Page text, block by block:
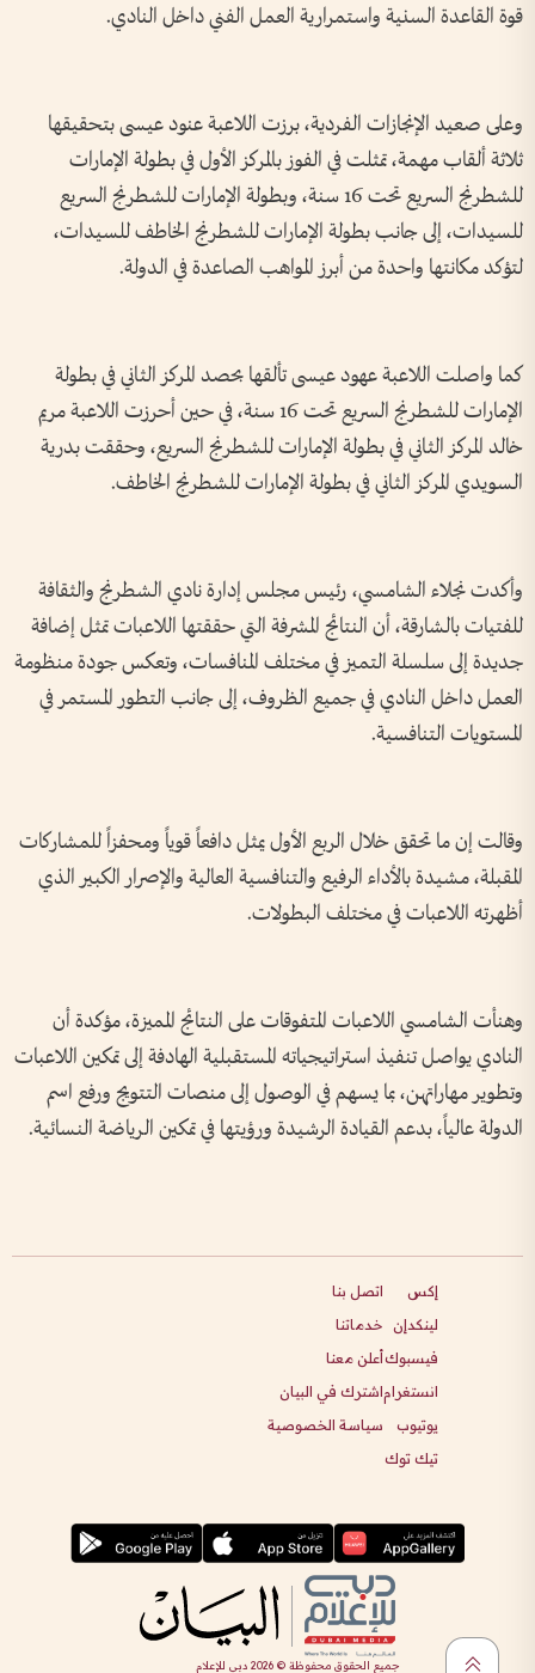
قوة القاعدة السنية واستمرارية العمل الفني داخل النادي.
وعلى صعيد الإنجازات الفردية، برزت اللاعبة عنود عيسى بتحقيقها
ثلاثة ألقاب مهمة، تمثلت في الفوز بالمركز الأول في بطولة الإمارات
للشطرنج السريع تحت 16 سنة، وبطولة الإمارات للشطرنج السريع
للسيدات، إلى جانب بطولة الإمارات للشطرنج الخاطف للسيدات،
لتؤكد مكانتها واحدة من أبرز المواهب الصاعدة في الدولة.
كما واصلت اللاعبة عهود عيسى تألقها بحصد المركز الثاني في بطولة
الإمارات للشطرنج السريع تحت 16 سنة، في حين أحرزت اللاعبة مريم
خالد المركز الثاني في بطولة الإمارات للشطرنج السريع، وحققت بدرية
السويدي المركز الثاني في بطولة الإمارات للشطرنج الخاطف.
وأكدت نجلاء الشامسي، رئيس مجلس إدارة نادي الشطرنج والثقافة
للفتيات بالشارقة، أن النتائج المشرفة التي حققتها اللاعبات تمثل إضافة
جديدة إلى سلسلة التميز في مختلف المنافسات، وتعكس جودة منظومة
العمل داخل النادي في جميع الظروف، إلى جانب التطور المستمر في
المستويات التنافسية.
وقالت إن ما تحقق خلال الربع الأول يمثل دافعاً قوياً ومحفزاً للمشاركات
المقبلة، مشيدة بالأداء الرفيع والتنافسية العالية والإصرار الكبير الذي
أظهرته اللاعبات في مختلف البطولات.
وهنأت الشامسي اللاعبات المتفوقات على النتائج المميزة، مؤكدة أن
النادي يواصل تنفيذ استراتيجياته المستقبلية الهادفة إلى تمكين اللاعبات
وتطوير مهاراتهن، بما يسهم في الوصول إلى منصات التتويج ورفع اسم
الدولة عالياً، بدعم القيادة الرشيدة ورؤيتها في تمكين الرياضة النسائية.
إكس
لينكدإن
فيسبوك
انستغرام
يوتيوب
تيك توك
اتصل بنا
خدماتنا
أعلن معنا
اشترك في البيان
سياسة الخصوصية
جميع الحقوق محفوظة ©2026 دبي للإعلام